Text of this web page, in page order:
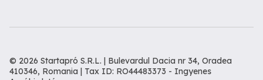
© 2026 Startapró S.R.L. | Bulevardul Dacia nr 34, Oradea
410346, Romania | Tax ID: RO44483373 - Ingyenes